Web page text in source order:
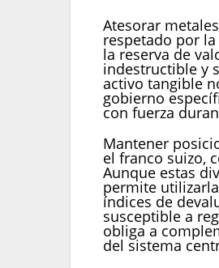
Atesorar
respetado por
la reserva de
indestructible y
activo tangible
gobierno
con fuerza
Mantener
el franco suizo,
Aunque estas
permite
índices de
susceptible a
obliga a
del sistema